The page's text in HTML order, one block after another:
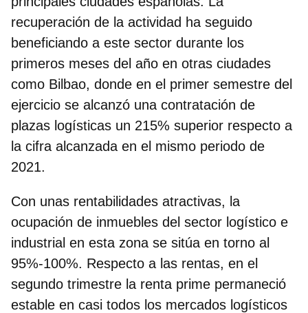
recuperación de la actividad ha seguido
beneficiando a este sector durante los
primeros meses del año en otras ciudades
como Bilbao, donde en el primer semestre del
ejercicio se alcanzó una contratación de
plazas logísticas un 215% superior respecto a
la cifra alcanzada en el mismo periodo de
2021.
Con unas rentabilidades atractivas, la
ocupación de inmuebles del sector logístico e
industrial en esta zona se sitúa en torno al
95%-100%. Respecto a las rentas, en el
segundo trimestre la renta prime permaneció
estable en casi todos los mercados logísticos